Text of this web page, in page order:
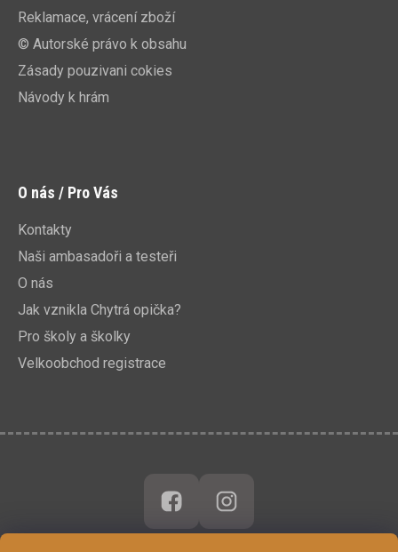
Reklamace, vrácení zboží
© Autorské právo k obsahu
Zásady pouzivani cokies
Návody k hrám
O nás / Pro Vás
Kontakty
Naši ambasadoři a testeři
O nás
Jak vznikla Chytrá opička?
Pro školy a školky
Velkoobchod registrace